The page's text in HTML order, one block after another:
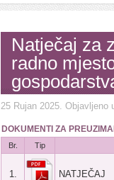
Natječaj za
radno
25 Rujan 2025. Objavljeno
DOKUMENTI ZA
Br. Tip
1. NATJEČAJ